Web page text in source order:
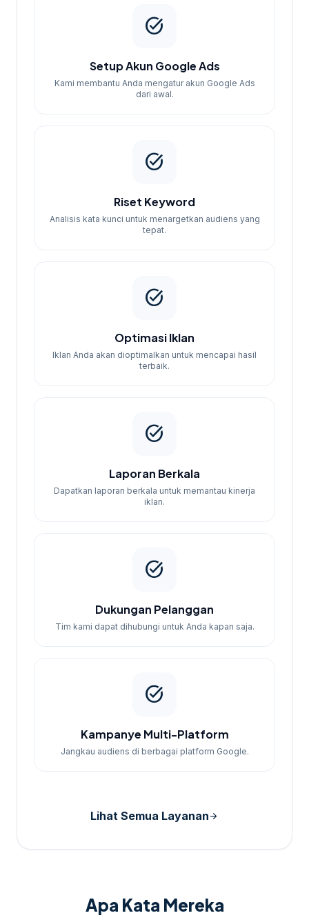
task_alt
Setup Akun Google Ads
Kami membantu Anda mengatur akun Google Ads
dari awal.
task_alt
Riset Keyword
Analisis kata kunci untuk menargetkan audiens yang
tepat.
task_alt
Optimasi Iklan
Iklan Anda akan dioptimalkan untuk mencapai hasil
terbaik.
task_alt
Laporan Berkala
Dapatkan laporan berkala untuk memantau kinerja
iklan.
task_alt
Dukungan Pelanggan
Tim kami dapat dihubungi untuk Anda kapan saja.
task_alt
Kampanye Multi-Platform
Jangkau audiens di berbagai platform Google.
Lihat Semua Layananarrow_forward
Apa Kata Mereka